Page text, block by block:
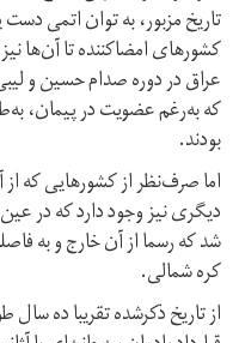
تاریخ مزبور، به توان اتمی
کشورهای امضا‌کننده تا آن‌ها
عراق در دوره صدام حسین و
که به‌رغم عضویت در پیمان،
بودند.
اما صرف‌نظر از کشورهایی که از
دیگری نیز وجود دارد که در
شد که رسما از آن خارج و به
کره شمالی.